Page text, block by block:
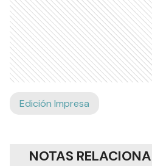
Edición Impresa
NOTAS